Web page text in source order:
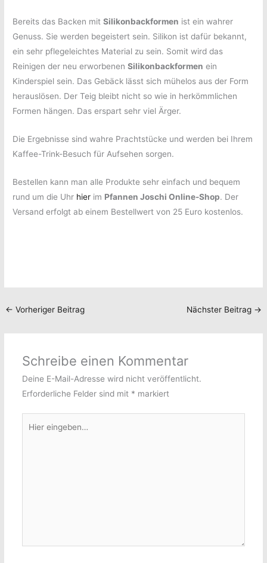
Bereits das Backen mitSilikonbackformen ist ein wahrer
Genuss. Sie werden begeistert sein. Silikon ist dafür bekannt,
ein sehr pflegeleichtes Material zu sein. Somit wird das
Reinigen der neu erworbenenSilikonbackformen ein
Kinderspiel sein. Das Gebäck lässt sich mühelos aus der Form
herauslösen. Der Teig bleibt nicht so wie in herkömmlichen
Formen hängen. Das erspart sehr viel Ärger.
Die Ergebnisse sind wahre Prachtstücke und werden bei Ihrem
Kaffee-Trink-Besuch für Aufsehen sorgen.
Bestellen kann man alle Produkte sehr einfach und bequem
rund um die Uhr hier im Pfannen Joschi Online-Shop. Der
Versand erfolgt ab einem Bestellwert von 25 Euro kostenlos.
← Vorheriger Beitrag Nächster Beitrag →
Schreibe einen Kommentar
Deine E-Mail-Adresse wird nicht veröffentlicht.
Erforderliche Felder sind mit * markiert
eingeben…